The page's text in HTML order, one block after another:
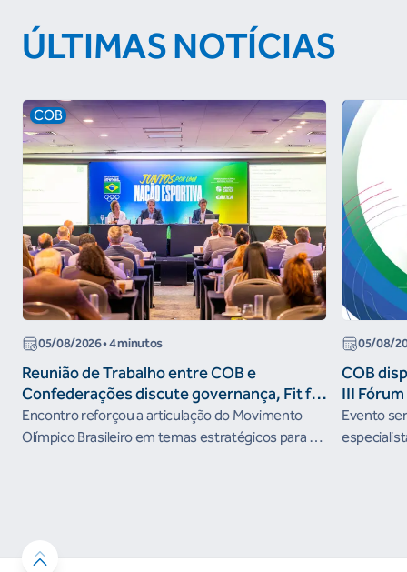
ÚLTIMAS NOTÍCIAS
COB
05/08/2026• 4 minutos
Reunião de Trabalho entre COB e
Confederações discute governança, Fit for
the Future e presença do Brasil em
organismos internacionais
Encontro reforçou a articulação do Movimento
Olímpico Brasileiro em temas estratégicos para os
05/08/
COB
III
Evento